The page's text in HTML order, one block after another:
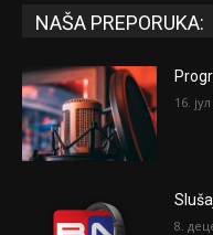
NAŠA PREPORUKA:
16.
8.